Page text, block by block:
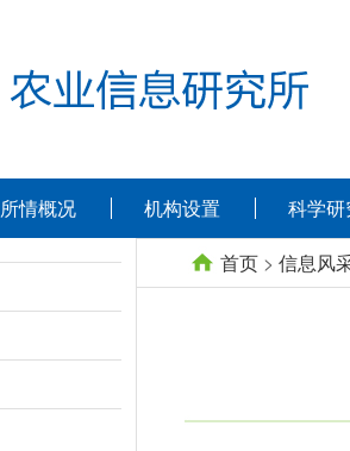
所情概况 机构设置 科学
首页 > 信息风